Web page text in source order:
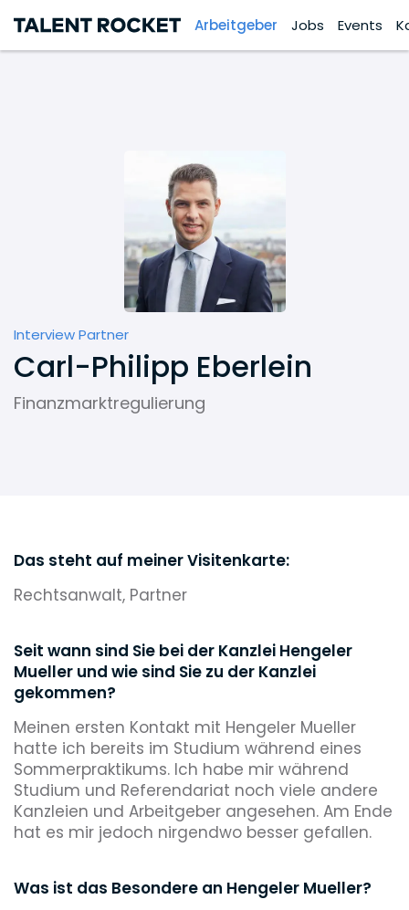
Arbeitgeber Jobs Events
Interview Partner
Carl-Philipp Eberlein
Finanzmarktregulierung
Das steht auf meiner Visitenkarte:
Rechtsanwalt, Partner
Seit wann sind Sie bei der Kanzlei Hengeler
Mueller und wie sind Sie zu der Kanzlei
gekommen?
Meinen ersten Kontakt mit Hengeler Mueller
hatte ich bereits im Studium während eines
Sommerpraktikums. Ich habe mir während
Studium und Referendariat noch viele andere
Kanzleien und Arbeitgeber angesehen. Am Ende
hat es mir jedoch nirgendwo besser gefallen.
Was ist das Besondere an Hengeler Mueller?